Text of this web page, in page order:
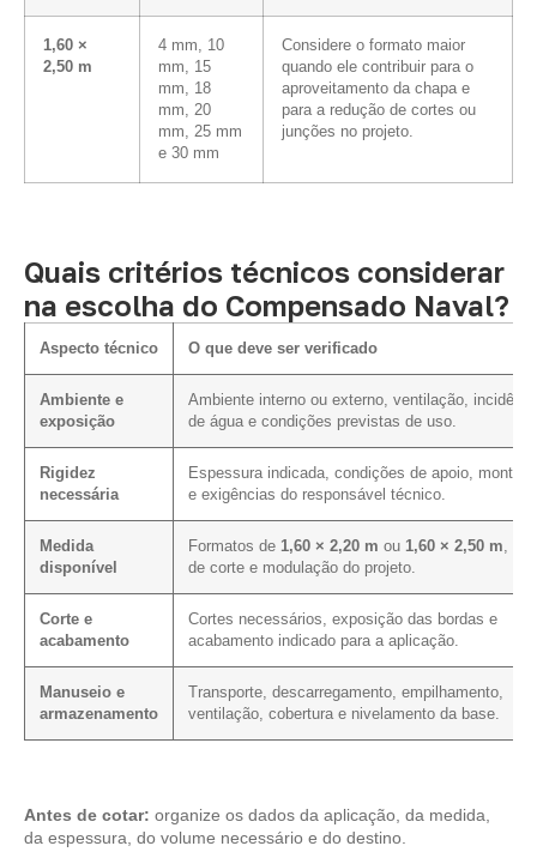
1,60 ×
2,50 m
4 mm, 10
mm, 15
mm, 18
mm, 20
mm, 25 mm
e 30 mm
Considere o formato maior
quando ele contribuir para o
aproveitamento da chapa e
para a redução de cortes ou
junções no projeto.
Quais critérios técnicos considerar
na escolha do Compensado Naval?
Aspecto técnico O que deve ser verificado
Ambiente e
exposição
Ambiente interno ou externo, ventilação,
de água e condições previstas de uso.
Rigidez
necessária
Espessura indicada, condições de apoio,
e exigências do responsável técnico.
Medida
disponível
Formatos de 1,60 × 2,20 m ou 1,60 × 2,50 m,
de corte e modulação do projeto.
Corte e
acabamento
Cortes necessários, exposição das bordas e
acabamento indicado para a aplicação.
Manuseio e
armazenamento
Transporte, descarregamento, empilhamento,
ventilação, cobertura e nivelamento da base.
Antes de cotar: organize os dados da aplicação, da medida,
da espessura, do volume necessário e do destino.